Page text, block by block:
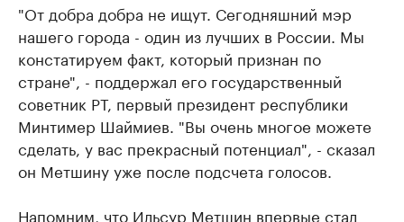
"От добра добра не ищут. Сегодняшний мэр
нашего города - один из лучших в России. Мы
констатируем факт, который признан по
стране", - поддержал его государственный
советник РТ, первый президент республики
Минтимер Шаймиев. "Вы очень многое можете
сделать, у вас прекрасный потенциал", - сказал
он Метшину уже после подсчета голосов.
Напомним, что Ильсур Метшин впервые стал